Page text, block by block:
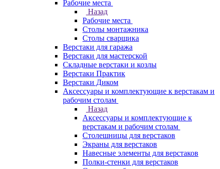
Рабочие места
Назад
Рабочие места
Столы монтажника
Столы сварщика
Верстаки для гаража
Верстаки для мастерской
Складные верстаки и козлы
Верстаки Практик
Верстаки Диком
Аксессуары и комплектующие к верстакам и
рабочим столам
Назад
Аксессуары и комплектующие к
верстакам и рабочим столам
Столешницы для верстаков
Экраны для верстаков
Навесные элементы для верстаков
Полки-стенки для верстаков